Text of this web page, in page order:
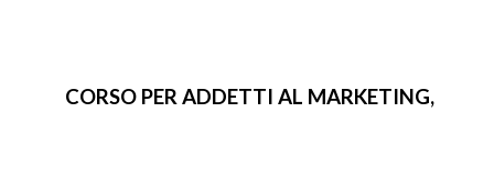
CORSO PER ADDETTI AL MARKETING,